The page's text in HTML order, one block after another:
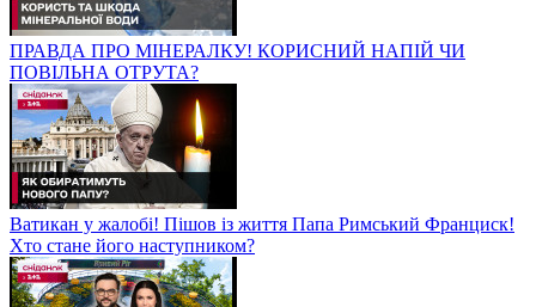
ПРАВДА ПРО МІНЕРАЛКУ! КОРИСНИЙ НАПІЙ ЧИ
ПОВІЛЬНА ОТРУТА?
Ватикан у жалобі! Пішов із життя Папа Римський Франциск!
Хто стане його наступником?